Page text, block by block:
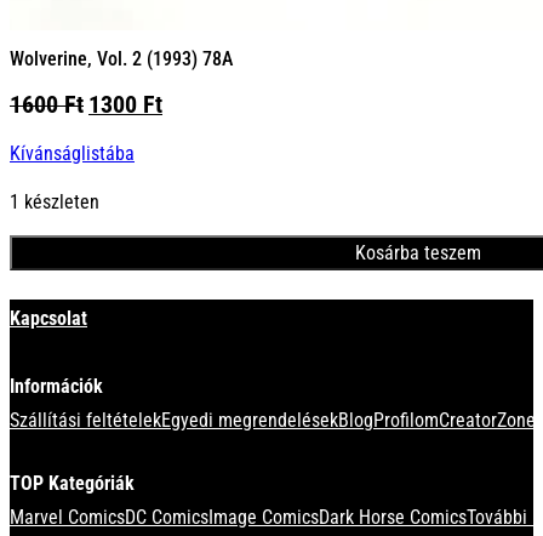
Wolverine, Vol. 2 (1993) 78A
1600Ft Original
was:
1300 FtCurrent
Kívánságlistába
1 készleten
Kosárba teszem
Kapcsolat
Információk
Szállítási feltételekEgyedi megrendelésekBlogProfilom
TOP Kategóriák
Marvel ComicsDC ComicsImage ComicsDark Horse ComicsTovábbi